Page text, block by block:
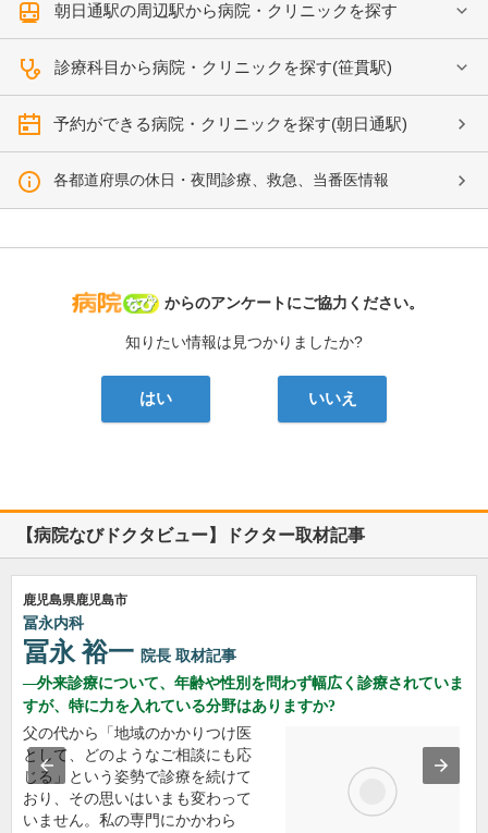
朝日通駅の周辺駅から病院・クリニックを探す
診療科目から病院・クリニックを探す(笹貫駅)
予約ができる病院・クリニックを探す(朝日通駅)
各都道府県の休日・夜間診療、救急、当番医情報
病院なび
からのアンケートにご協力ください。
知りたい情報は見つかりましたか?
はい いいえ
【病院なびドクタビュー】ドクター取材記事
鹿児島県鹿児島市
冨永内科
冨永 裕一 院長 取材記事
外来診療について、年齢や性別を問わず幅広く診療されていま
すが、特に力を入れている分野はありますか?
父の代から「地域のかかりつけ医
として、どのようなご相談にも応
じる」という姿勢で診療を続けて
おり、その思いはいまも変わって
いません。私の専門にかかわら